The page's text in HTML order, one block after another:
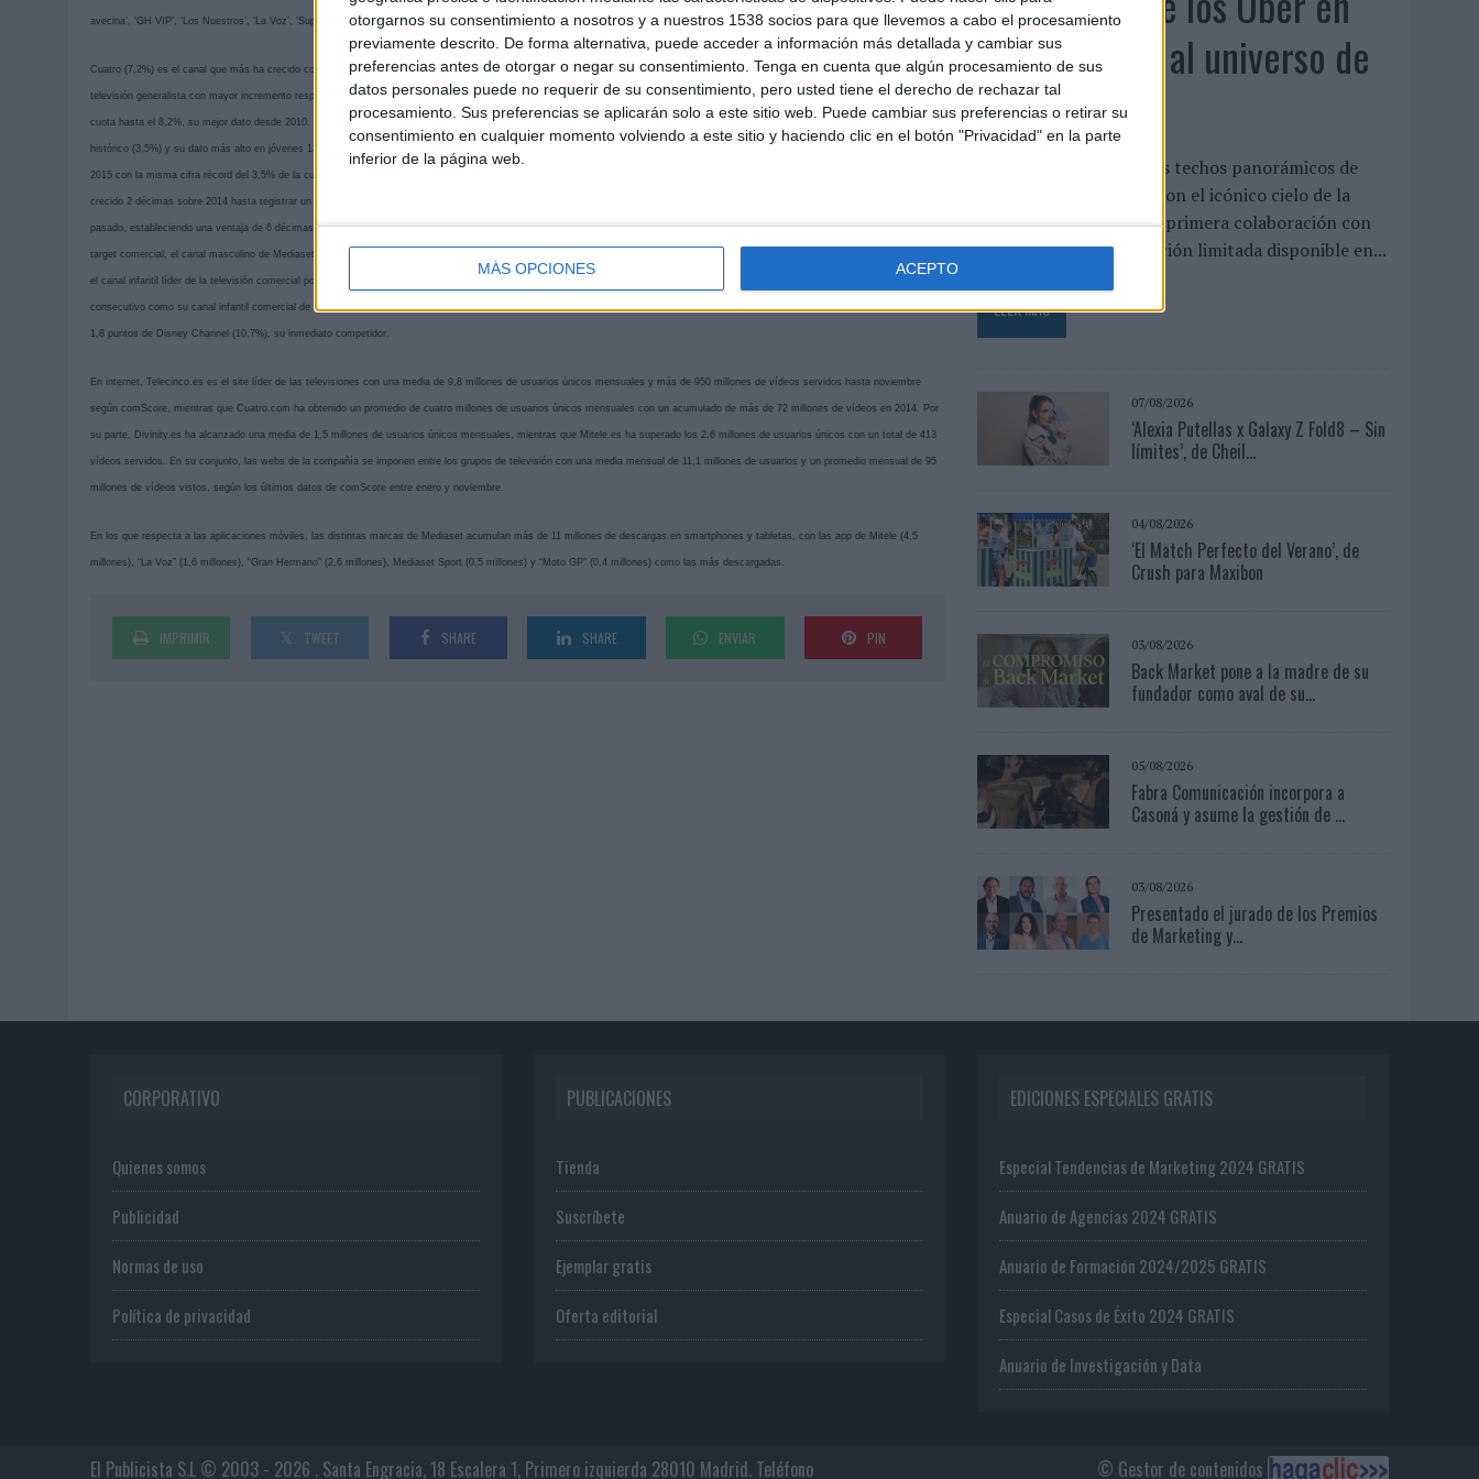
otorgarnos su consentimiento a nosotros y a nuestros 1538 socios para que llevemos a cabo el procesamiento
previamente descrito. De forma alternativa, puede acceder a información más detallada y cambiar sus
preferencias antes de otorgar o negar su consentimiento. Tenga en cuenta que algún procesamiento de sus
datos personales puede no requerir de su consentimiento, pero usted tiene el derecho de rechazar tal
procesamiento. Sus preferencias se aplicarán solo a este sitio web. Puede cambiar sus preferencias o retirar su
consentimiento en cualquier momento volviendo a este sitio y haciendo clic en el botón "Privacidad" en la parte
inferior de la página web.
MÁS OPCIONES ACEPTO
avecina’, ‘GH VIP’, ‘Los Nuestros’, ‘La Voz’, ‘Supervivientes’ y ‘Anclados’.
Cuatro (7,2%) es el canal que más ha crecido con su mejor dato desde 2009 (+0,5 puntos sobre 2014). En el año de su décimo aniversario, Cuatro ha cerrado el ejercicio como la
televisión generalista con mayor incremento respecto a 2014, subiendo 1,2 puntos en 2 años, hasta alcanzar un 7,2% de cuota de pantalla. En target comercial, Cuatro ha aumentado su
cuota hasta el 8,2%, su mejor dato desde 2010. En horario estelar (6,4%) sube tres décimas este año; mientras que Factoría de Ficción lidera la televisión temática e iguala su récord
histórico (3,5%) y su dato más alto en jóvenes 13-24 años (9,3%). El canal de series y cine de Mediaset España, líder de la televisión temática por cuarto año consecutivo, ha cerrado
2015 con la misma cifra récord del 3,5% de la cuota de pantalla. Casi un punto por detrás se sitúa la segunda televisión temática más vista, Neox (2,6%). Por su parte, Divinity ha
crecido 2 décimas sobre 2014 hasta registrar un 2,3% de cuota en total individuos. También ha incrementado su audiencia en target comercial (3%) tras crecer 3 décimas respecto al año
pasado, estableciendo una ventaja de 6 décimas sobre Nova (2,4%). Por otro lado, Energy ha firmado un 1,5% de share en total individuos y un 2,3% en hombres de 25 a 44 años. En
target comercial, el canal masculino de Mediaset España ha incrementado 0,4 puntos su media en total individuos alcanzando un 1,9% de cuota. Asimismo, Boing ha cerrado 2015 como
el canal infantil líder de la televisión comercial por cuarto año consecutivo con un 12,5% de share en niños de 4-12 años. Los niños han elegido de nuevo a Boing por cuarto año
consecutivo como su canal infantil comercial de referencia con un 12,5% de la cuota de pantalla entre los espectadores de 4 a 12 años, una cifra que con la que marca una distancia de
1,8 puntos de Disney Channel (10,7%), su inmediato competidor.
En internet, Telecinco.es es el site líder de las televisiones con una media de 9,8 millones de usuarios únicos mensuales y más de 950 millones de vídeos servidos hasta noviembre
según comScore, mientras que Cuatro.com ha obtenido un promedio de cuatro millones de usuarios únicos mensuales con un acumulado de más de 72 millones de vídeos en 2014. Por
su parte, Divinity.es ha alcanzado una media de 1,5 millones de usuarios únicos mensuales, mientras que Mitele.es ha superado los 2,6 millones de usuarios únicos con un total de 413
vídeos servidos. En su conjunto, las webs de la compañía se imponen entre los grupos de televisión con una media mensual de 11,1 millones de usuarios y un promedio mensual de 95
millones de vídeos vistos, según los últimos datos de comScore entre enero y noviembre.
En los que respecta a las aplicaciones móviles, las distintas marcas de Mediaset acumulan más de 11 millones de descargas en smartphones y tabletas, con las app de Mitele (4,5
millones), “La Voz” (1,6 millones), “Gran Hermano” (2,6 millones), Mediaset Sport (0,5 millones) y “Moto GP” (0,4 millones) como las más descargadas.
IMPRIMIR TWEET SHARE SHARE ENVIAR PIN
un homenaje al universo de
'Los Simpson'
La cadena interviene los techos panorámicos de
una flota de vehículos con el icónico cielo de la
serie para presentar su primera colaboración con
Disney, un menú de edición limitada disponible en...
LEER MÁS
07/08/2026
‘Alexia Putellas x Galaxy Z Fold8 – Sin
límites’, de Cheil...
04/08/2026
‘El Match Perfecto del Verano’, de
Crush para Maxibon
03/08/2026
Back Market pone a la madre de su
fundador como aval de su...
05/08/2026
Fabra Comunicación incorpora a
Casoná y asume la gestión de ...
03/08/2026
Presentado el jurado de los Premios
de Marketing y...
CORPORATIVO
Quienes somos
Publicidad
Normas de uso
Política de privacidad
PUBLICACIONES
Tienda
Suscríbete
Ejemplar gratis
Oferta editorial
EDICIONES ESPECIALES GRATIS
Especial Tendencias de Marketing 2024 GRATIS
Anuario de Agencias 2024 GRATIS
Anuario de Formación 2024/2025 GRATIS
Especial Casos de Éxito 2024 GRATIS
Anuario de Investigación y Data
© Gestor de contenidos
El Publicista S.L © 2003 - 2026 . Santa Engracia, 18 Escalera 1, Primero izquierda 28010 Madrid. Teléfono